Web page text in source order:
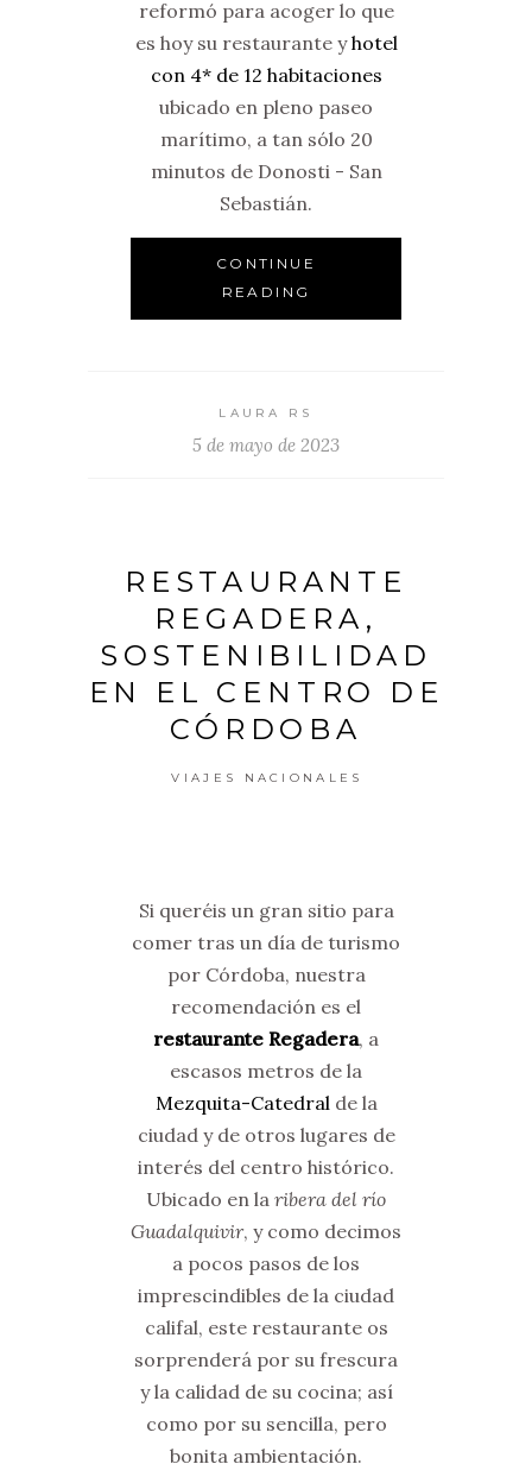
reformó para acoger lo que
es hoy su restaurante yhotel
con 4* de 12 habitaciones
ubicado en pleno paseo
marítimo, a tan sólo 20
minutos de Donosti - San
Sebastián.
CONTINUE
READING
LAURA RS
5 de mayo de 2023
RESTAURANTE
REGADERA,
SOSTENIBILIDAD
EN EL CENTRO DE
CÓRDOBA
VIAJES NACIONALES
Si queréis un gran sitio para
comer tras un día de turismo
por Córdoba, nuestra
recomendación es el
restaurante Regadera, a
escasos metros de la
Mezquita-Catedralde la
ciudad y de otros lugares de
interés del centro histórico.
Ubicado en la ribera del río
Guadalquivir, y como decimos
a pocos pasos de los
imprescindibles de la ciudad
califal, este restaurante os
sorprenderá por su frescura
y la calidad de su cocina; así
como por su sencilla, pero
bonita ambientación.